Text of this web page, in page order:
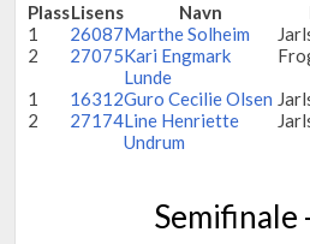
PlassLisens Navn
1
26087Marthe Solheim
2
27075Kari Engmark
Lunde
1
16312Guro Cecilie Olsen
2
27174Line Henriette
Undrum
Semifinale